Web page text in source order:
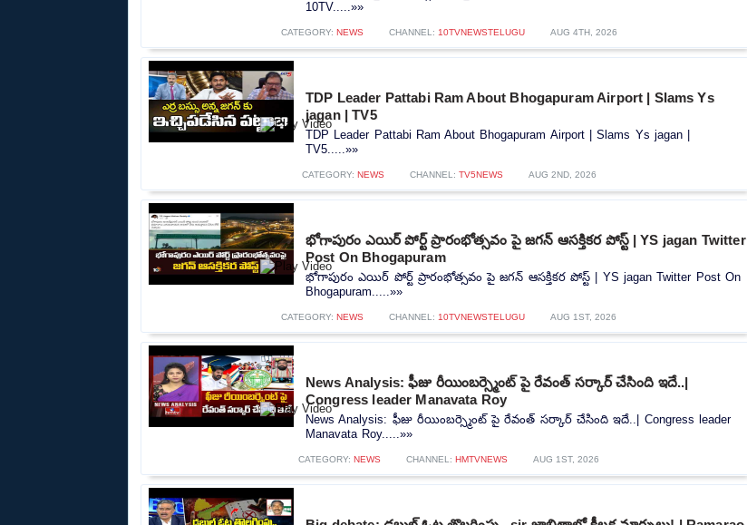
10TV.....»»
CATEGORY: NEWS CHANNEL: 10TVNEWSTELUGU AUG 4TH, 2026
TDP Leader Pattabi Ram About Bhogapuram Airport | Slams Ys
jagan | TV5
TDP Leader Pattabi Ram About Bhogapuram Airport | Slams Ys jagan |
TV5.....»»
CATEGORY: NEWS CHANNEL: TV5NEWS AUG 2ND, 2026
భోగాపురం ఎయిర్ పోర్ట్ ప్రారంభోత్సవం పై జగన్ ఆసక్తికర పోస్ట్ | YS jagan Twitter
Post On Bhogapuram
భోగాపురం ఎయిర్ పోర్ట్ ప్రారంభోత్సవం పై జగన్ ఆసక్తికర పోస్ట్ | YS jagan Twitter Post On
Bhogapuram.....»»
CATEGORY: NEWS CHANNEL: 10TVNEWSTELUGU AUG 1ST, 2026
News Analysis: ఫీజు రీయింబర్స్మెంట్ పై రేవంత్ సర్కార్ చేసింది ఇదే..|
Congress leader Manavata Roy
News Analysis: ఫీజు రీయింబర్స్మెంట్ పై రేవంత్ సర్కార్ చేసింది ఇదే..| Congress leader
Manavata Roy.....»»
CATEGORY: NEWS CHANNEL: HMTVNEWS AUG 1ST, 2026